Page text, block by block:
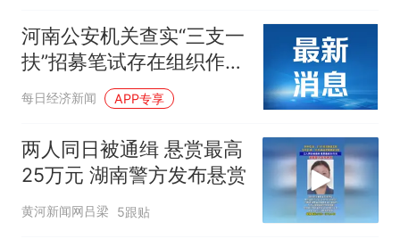
河南公安机关查实“三支一
扶”招募笔试存在组织作弊
犯罪行为，作案流程曝
光：嫌疑人勾结考务人员
提前获取试卷，立即答
题，用电子设备点对点传
答案给考生
每日经济新闻 APP专享
两人同日被通缉 悬赏最高
25万元 湖南警方发布悬赏
黄河新闻网吕梁 5跟贴